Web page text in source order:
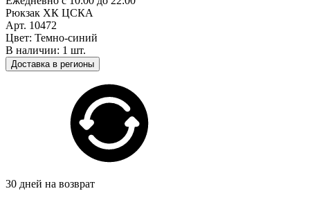
Рюкзак ХК ЦСКА
Арт. 10472
Цвет: Темно-синий
В наличии: 1 шт.
Доставка в регионы
30 дней на возврат